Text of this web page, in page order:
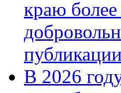
краю
публикации
В 2026